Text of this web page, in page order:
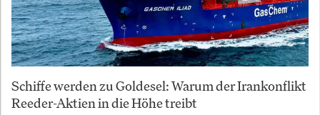
Schiffe werden zu Goldesel: Warum der Irankonflikt
Reeder-Aktien in die Höhe treibt